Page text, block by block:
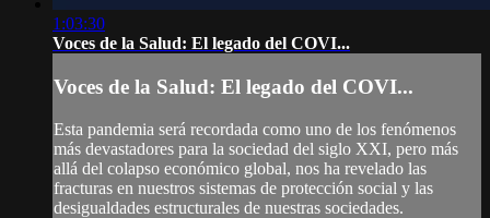
1:03:30
Voces de la Salud: El legado del COVI...
Voces de la Salud: El legado del COVI...
Esta pandemia será recordada como uno de los fenómenos
más devastadores para la sociedad del siglo XXI, pero más
allá del colapso económico global, nos ha revelado las
fracturas en nuestros sistemas de protección social y las
desigualdades estructurales de nuestras sociedades.